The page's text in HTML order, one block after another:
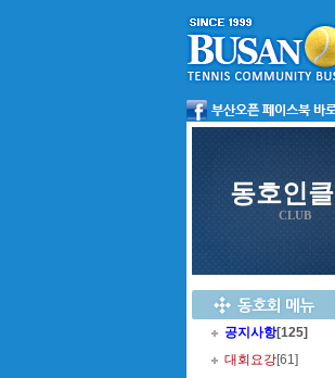
동호인클
CLUB
공지사항[125]
대회요강[61]